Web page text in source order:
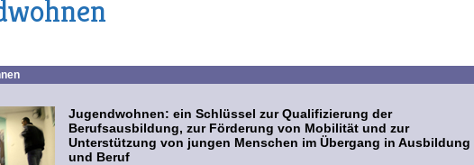
Jugendwohnen: ein Schlüssel zur Qualifizierung der
Berufsausbildung, zur Förderung von Mobilität und zur
Unterstützung von jungen Menschen im Übergang in Ausbildung
und Beruf